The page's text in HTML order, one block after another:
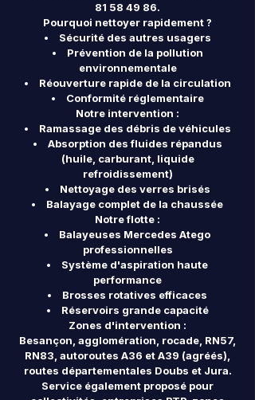
81 58 49 86.
Pourquoi nettoyer rapidement ?
Sécurité des autres usagers
Prévention de la pollution
environnementale
Réouverture rapide de la circulation
Conformité réglementaire
Notre intervention :
Ramassage des débris de véhicules
Absorption des fluides répandus
(huile, carburant, liquide
refroidissement)
Nettoyage des verres brisés
Balayage complet de la chaussée
Notre flotte :
Balayeuses Mercedes Atego
professionnelles
Système d'aspiration haute
performance
Brosses rotatives efficaces
Réservoirs grande capacité
Zones d'intervention :
Besançon, agglomération, rocade, RN57,
RN83, autoroutes A36 et A39 (agréés),
routes départementales Doubs et Jura.
Service également proposé pour